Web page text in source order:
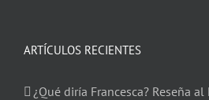
ARTÍCULOS RECIENTES
¿Qué diría Francesca? Reseña